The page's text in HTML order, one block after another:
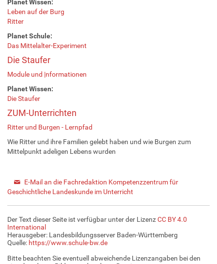
Planet Wissen:
Leben auf der Burg
Ritter
Planet Schule:
Das Mittelalter-Experiment
Die Staufer
Module und |nformationen
Planet Wissen:
Die Staufer
ZUM-Unterrichten
Ritter und Burgen - Lernpfad
Wie Ritter und ihre Familien gelebt haben und wie Burgen zum
Mittelpunkt adeligen Lebens wurden
E-Mail an die Fachredaktion Kompetenzzentrum für
Geschichtliche Landeskunde im Unterricht
Der Text dieser Seite ist verfügbar unter der LizenzCC BY 4.0
International
Herausgeber: Landesbildungsserver Baden-Württemberg
Quelle: https://www.schule-bw.de
Bitte beachten Sie eventuell abweichende Lizenzangaben bei den